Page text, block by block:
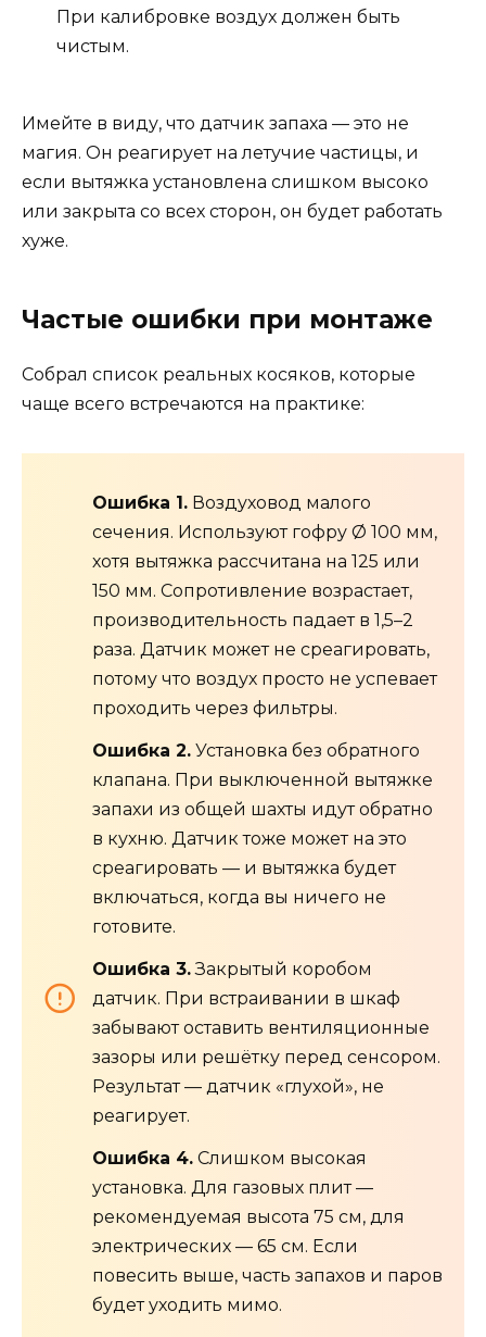
При калибровке воздух должен быть
чистым.
Имейте в виду, что датчик запаха — это не
магия. Он реагирует на летучие частицы, и
если вытяжка установлена слишком высоко
или закрыта со всех сторон, он будет работать
хуже.
Частые ошибки при монтаже
Собрал список реальных косяков, которые
чаще всего встречаются на практике:
Ошибка 1. Воздуховод малого
сечения. Используют гофру Ø 100 мм,
хотя вытяжка рассчитана на 125 или
150 мм. Сопротивление возрастает,
производительность падает в 1,5–2
раза. Датчик может не среагировать,
потому что воздух просто не успевает
проходить через фильтры.
Ошибка 2. Установка без обратного
клапана. При выключенной вытяжке
запахи из общей шахты идут обратно
в кухню. Датчик тоже может на это
среагировать — и вытяжка будет
включаться, когда вы ничего не
готовите.
Ошибка 3.Закрытый коробом
датчик. При встраивании в шкаф
забывают оставить вентиляционные
зазоры или решётку перед сенсором.
Результат — датчик «глухой», не
реагирует.
Ошибка 4. Слишком высокая
установка. Для газовых плит —
рекомендуемая высота 75 см, для
электрических — 65 см. Если
повесить выше, часть запахов и паров
будет уходить мимо.